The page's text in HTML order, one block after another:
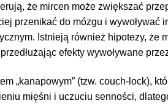
że mircen może zwiększać
przenikać do mózgu i
Istnieją również hipotezy, że
efekty wywoływane
„kanapowym” (tzw. couch-lock),
mięśni i uczuciu senności,